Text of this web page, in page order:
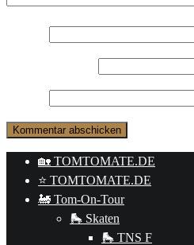
🏡 TOMTOMATE.DE
⭐️ TOMTOMATE.DE
🚂 Tom-On-Tour
🛼 Skaten
🛼 TNS F